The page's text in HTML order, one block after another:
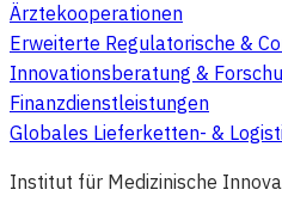
Ärztekooperationen
Erweiterte Regulatorische &
Innovationsberatung &
Finanzdienstleistungen
Globales Lieferketten- &
Institut für Medizinische